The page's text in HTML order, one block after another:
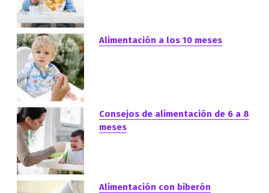
Alimentación a los 10 meses
Consejos de alimentación de 6 a 8
meses
Alimentación con biberón